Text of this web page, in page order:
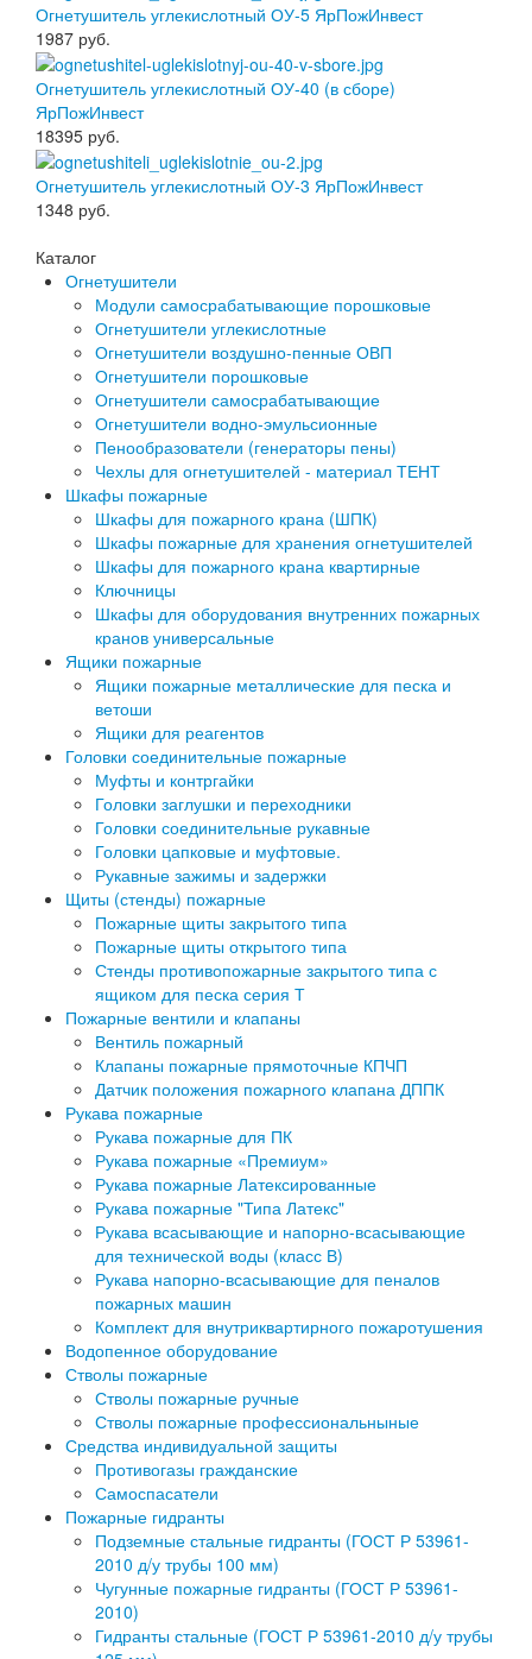
Огнетушитель углекислотный ОУ-5 ЯрПожИнвест
1987 руб.
Огнетушитель углекислотный ОУ-40 (в сборе)
ЯрПожИнвест
18395 руб.
Огнетушитель углекислотный ОУ-3 ЯрПожИнвест
1348 руб.
Каталог
Огнетушители
Модули самосрабатывающие порошковые
Огнетушители углекислотные
Огнетушители воздушно-пенные ОВП
Огнетушители порошковые
Огнетушители самосрабатывающие
Огнетушители водно-эмульсионные
Пенообразователи (генераторы пены)
Чехлы для огнетушителей - материал ТЕНТ
Шкафы пожарные
Шкафы для пожарного крана (ШПК)
Шкафы пожарные для хранения огнетушителей
Шкафы для пожарного крана квартирные
Ключницы
Шкафы для оборудования внутренних пожарных
кранов универсальные
Ящики пожарные
Ящики пожарные металлические для песка и
ветоши
Ящики для реагентов
Головки соединительные пожарные
Муфты и контргайки
Головки заглушки и переходники
Головки соединительные рукавные
Головки цапковые и муфтовые.
Рукавные зажимы и задержки
Щиты (стенды) пожарные
Пожарные щиты закрытого типа
Пожарные щиты открытого типа
Стенды противопожарные закрытого типа с
ящиком для песка серия Т
Пожарные вентили и клапаны
Вентиль пожарный
Клапаны пожарные прямоточные КПЧП
Датчик положения пожарного клапана ДППК
Рукава пожарные
Рукава пожарные для ПК
Рукава пожарные «Премиум»
Рукава пожарные Латексированные
Рукава пожарные "Типа Латекс"
Рукава всасывающие и напорно-всасывающие
для технической воды (класс В)
Рукава напорно-всасывающие для пеналов
пожарных машин
Комплект для внутриквартирного пожаротушения
Водопенное оборудование
Стволы пожарные
Стволы пожарные ручные
Стволы пожарные профессиональныные
Средства индивидуальной защиты
Противогазы гражданские
Самоспасатели
Пожарные гидранты
Подземные стальные гидранты (ГОСТ Р 53961-
2010 д/у трубы 100 мм)
Чугунные пожарные гидранты (ГОСТ Р 53961-
2010)
Гидранты стальные (ГОСТ Р 53961-2010 д/у трубы